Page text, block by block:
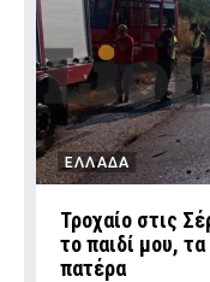
ΕΛΛΑΔΑ
Τροχαίο στις
το παιδί μου,
πατέρα